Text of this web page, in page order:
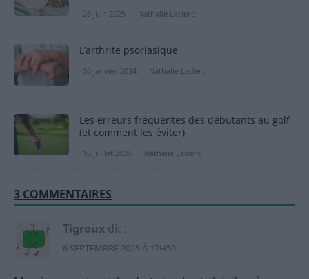
26 juin 2025 Nathalie Leclerc
L’arthrite psoriasique
30 janvier 2024 Nathalie Leclerc
Les erreurs fréquentes des débutants au golf
(et comment les éviter)
16 juillet 2025 Nathalie Leclerc
3 COMMENTAIRES
Tigroux dit :
6 SEPTEMBRE 2025 À 17H50